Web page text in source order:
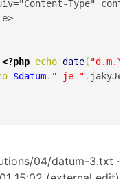
<?php echo date(
$datum. " je " .
04/datum-3.txt ·